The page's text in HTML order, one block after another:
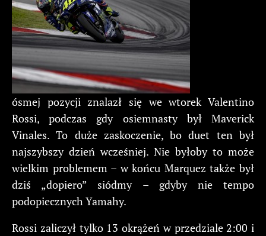
ósmej pozycji znalazł się we wtorek Valentino
Rossi, podczas gdy osiemnasty był Maverick
Vinales. To duże zaskoczenie, bo duet ten był
najszybszy dzień wcześniej. Nie byłoby to może
wielkim problemem – w końcu Marquez także był
dziś „dopiero” siódmy – gdyby nie tempo
podopiecznych Yamahy.
Rossi zaliczył tylko 13 okrążeń w przedziale 2:00 i